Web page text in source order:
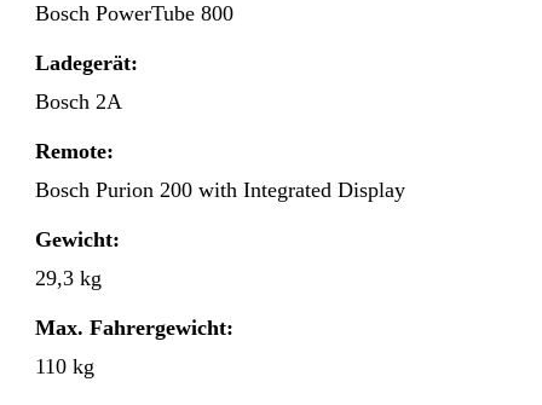
Bosch PowerTube 800
Ladegerät:
Bosch 2A
Remote:
Bosch Purion 200 with Integrated Display
Gewicht:
29,3 kg
Max. Fahrergewicht:
110 kg